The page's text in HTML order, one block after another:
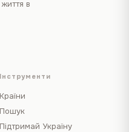
в
Інструменти
Країни
Пошук
Підтримай Україну